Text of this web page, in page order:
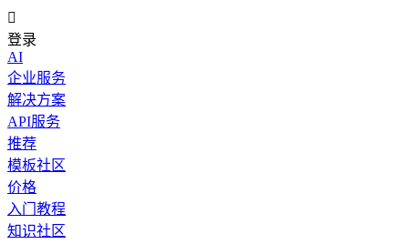

登录
AI
企业服务
解决方案
API服务
推荐
模板社区
价格
入门教程
知识社区